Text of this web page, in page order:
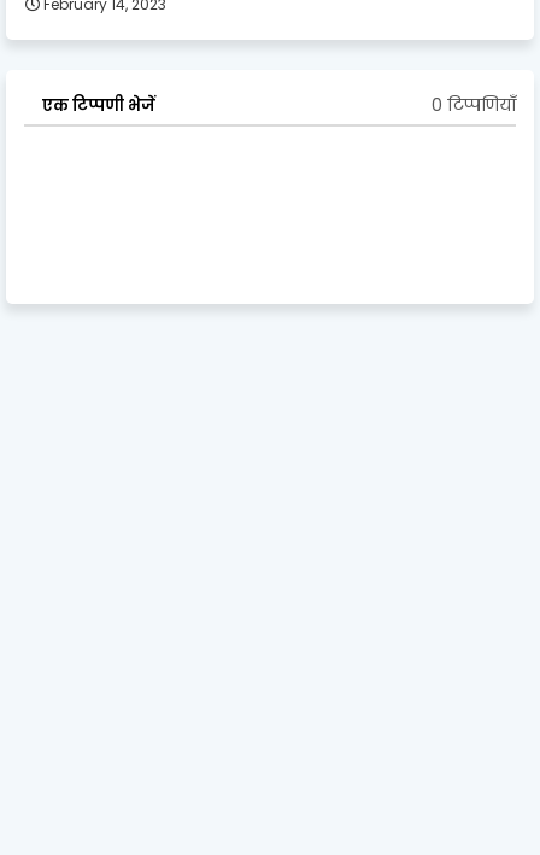
एक टिप्पणी भेजें 0 टिप्पणियाँ